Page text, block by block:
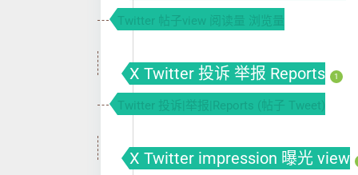
Twitter 帖子view 阅读量 浏览量
X Twitter 投诉 举报 Reports 1
Twitter 投诉|举报|Reports (帖子 Tweet)
X Twitter impression 曝光 view